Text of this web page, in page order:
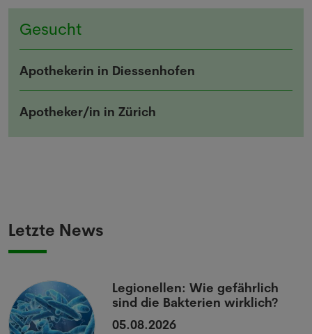
Gesucht
Apothekerin in Diessenhofen
Apotheker/in in Zürich
Letzte News
Legionellen: Wie gefährlich
sind die Bakterien wirklich?
05.08.2026